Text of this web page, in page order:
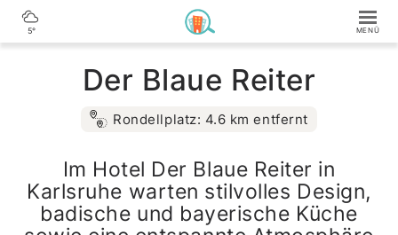
5°
Der Blaue Reiter
Rondellplatz: 4.6 km entfernt
Im Hotel Der Blaue Reiter in
Karlsruhe warten stilvolles Design,
badische und bayerische Küche